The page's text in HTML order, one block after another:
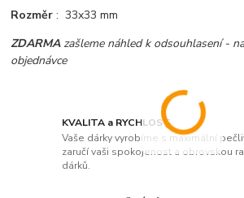
KVALITA a RYCHLOST
Vaše dárky vyrobíme s maximální
zaručí vaši spokojenost a obrovskou
dárků.
Rozměr: 33x33 mm
ZDARMA zašleme náhled k odsouhlasení -
objednávce